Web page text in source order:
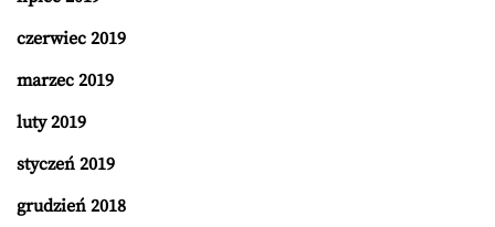
czerwiec 2019
marzec 2019
luty 2019
styczeń 2019
grudzień 2018